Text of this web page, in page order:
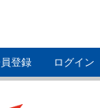
登録 ログイン